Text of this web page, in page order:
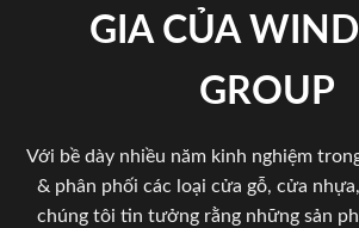
GIA CỦA
GROUP
Với bề dày nhiều năm kinh nghiệm
& phân phối các loại cửa gỗ, cửa
chúng tôi tin tưởng rằng những sản